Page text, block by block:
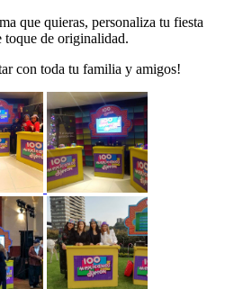
que quieras, personaliza tu fiesta
toque de originalidad.
con toda tu familia y amigos!